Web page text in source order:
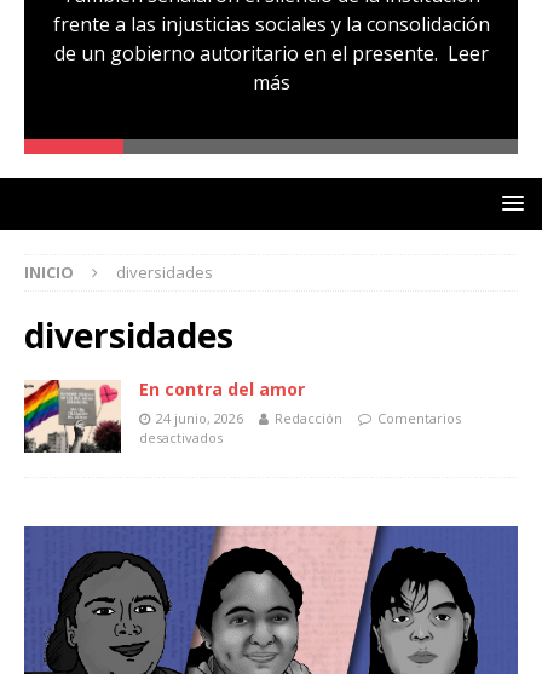
frente a las injusticias sociales y la consolidación
de un gobierno autoritario en el presente. Leer
más
INICIO diversidades
diversidades
En contra del amor
24 junio, 2026 Redacción
Comentarios
desactivados